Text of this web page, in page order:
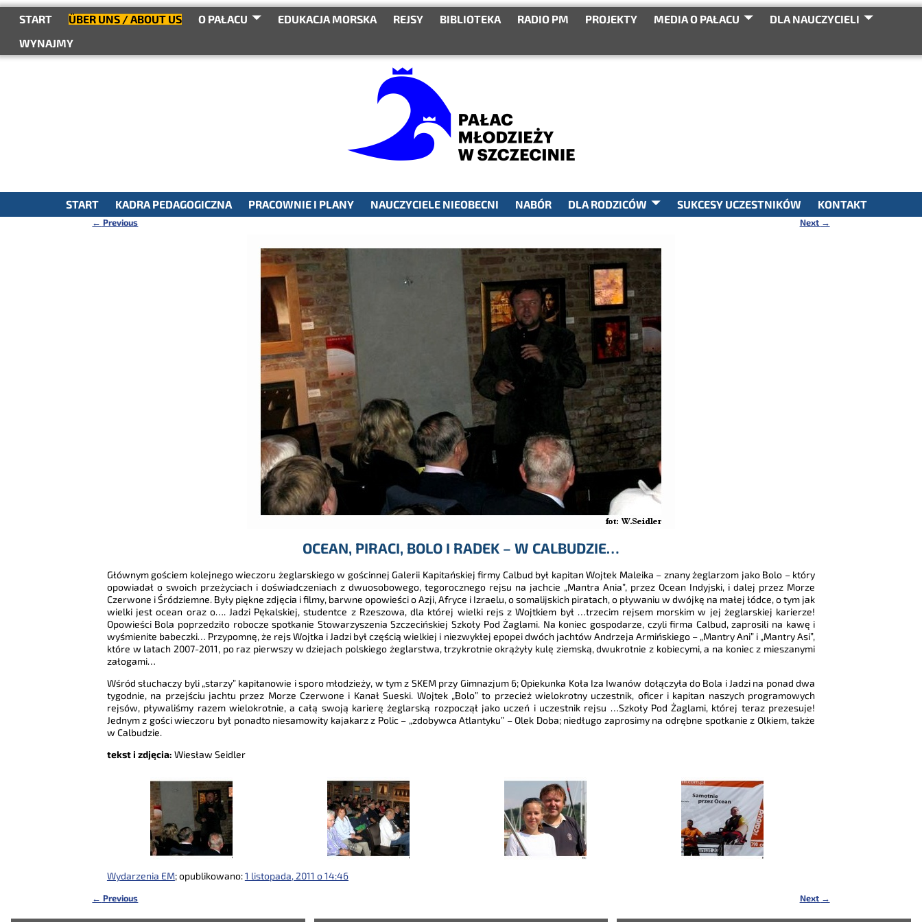
treściSTART ÜBER UNS / ABOUT US O PAŁACU EDUKACJA MORSKA REJSY BIBLIOTEKA RADIO PM PROJEKTY MEDIA O PAŁACU
DLA NAUCZYCIELI
WYNAJMY
SEARCH
START
KADRA PEDAGOGICZNA PRACOWNIE I PLANY NAUCZYCIELE NIEOBECNI NABÓR DLA RODZICÓW SUKCESY UCZESTNIKÓW KONTAKT
← Previous Next →
OCEAN, PIRACI, BOLO I RADEK – W CALBUDZIE…
Głównym gościem kolejnego wieczoru żeglarskiego w gościnnej Galerii Kapitańskiej firmy Calbud był kapitan Wojtek Maleika – znany żeglarzom jako Bolo – który
opowiadał o swoich przeżyciach i doświadczeniach z dwuosobowego, tegorocznego rejsu na jachcie „Mantra Ania”, przez Ocean Indyjski, i dalej przez Morze
Czerwone i Śródziemne. Były piękne zdjęcia i filmy, barwne opowieści o Azji, Afryce i Izraelu, o somalijskich piratach, o pływaniu w dwójkę na małej łódce, o tym jak
wielki jest ocean oraz o…. Jadzi Pękalskiej, studentce z Rzeszowa, dla której wielki rejs z Wojtkiem był …trzecim rejsem morskim w jej żeglarskiej karierze!
Opowieści Bola poprzedziło robocze spotkanie Stowarzyszenia Szczecińskiej Szkoły Pod Żaglami. Na koniec gospodarze, czyli firma Calbud, zaprosili na kawę i
wyśmienite babeczki… Przypomnę, że rejs Wojtka i Jadzi był częścią wielkiej i niezwykłej epopei dwóch jachtów Andrzeja Armińskiego – „Mantry Ani” i „Mantry Asi”,
które w latach 2007-2011, po raz pierwszy w dziejach polskiego żeglarstwa, trzykrotnie okrążyły kulę ziemską, dwukrotnie z kobiecymi, a na koniec z mieszanymi
załogami…
Wśród słuchaczy byli „starzy” kapitanowie i sporo młodzieży, w tym z SKEM przy Gimnazjum 6; Opiekunka Koła Iza Iwanów dołączyła do Bola i Jadzi na ponad dwa
tygodnie, na przejściu jachtu przez Morze Czerwone i Kanał Sueski. Wojtek „Bolo” to przecież wielokrotny uczestnik, oficer i kapitan naszych programowych
rejsów, pływaliśmy razem wielokrotnie, a całą swoją karierę żeglarską rozpoczął jako uczeń i uczestnik rejsu …Szkoły Pod Żaglami, której teraz prezesuje!
Jednym z gości wieczoru był ponadto niesamowity kajakarz z Polic – „zdobywca Atlantyku” – Olek Doba; niedługo zaprosimy na odrębne spotkanie z Olkiem, także
w Calbudzie.
tekst i zdjęcia: Wiesław Seidler
Wydarzenia EM; opublikowano:1 listopada, 2011 o 14:46
← Previous Next →